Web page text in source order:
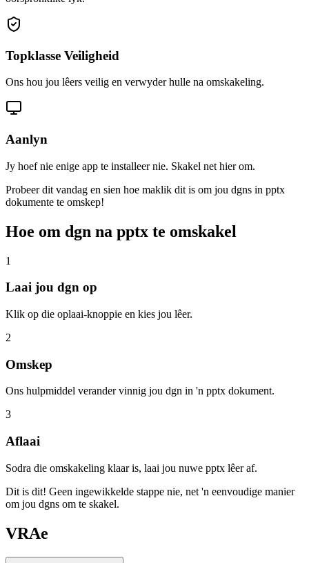
Topklasse Veiligheid
Ons hou jou lêers veilig en verwyder hulle na omskakeling.
Aanlyn
Jy hoef nie enige app te installeer nie. Skakel net hier om.
Probeer dit vandag en sien hoe maklik dit is om jou dgns in pptx
dokumente te omskep!
Hoe om dgn na pptx te omskakel
1
Laai jou dgn op
Klik op die oplaai-knoppie en kies jou lêer.
2
Omskep
Ons hulpmiddel verander vinnig jou dgn in 'n pptx dokument.
3
Aflaai
Sodra die omskakeling klaar is, laai jou nuwe pptx lêer af.
Dit is dit! Geen ingewikkelde stappe nie, net 'n eenvoudige manier
om jou dgns om te skakel.
VRAe